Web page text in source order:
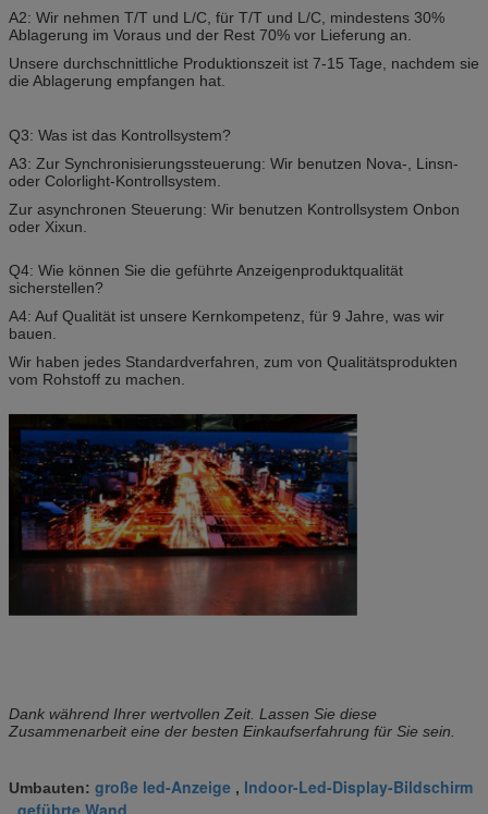
A2: Wir nehmen T/T und L/C, für T/T und L/C, mindestens 30%
Ablagerung im Voraus und der Rest 70% vor Lieferung an.
Unsere durchschnittliche Produktionszeit ist 7-15 Tage, nachdem sie
die Ablagerung empfangen hat.
Q3: Was ist das Kontrollsystem?
A3: Zur Synchronisierungssteuerung: Wir benutzen Nova-, Linsn-
oder Colorlight-Kontrollsystem.
Zur asynchronen Steuerung: Wir benutzen Kontrollsystem Onbon
oder Xixun.
Q4: Wie können Sie die geführte Anzeigenproduktqualität
sicherstellen?
A4: Auf Qualität ist unsere Kernkompetenz, für 9 Jahre, was wir
bauen.
Wir haben jedes Standardverfahren, zum von Qualitätsprodukten
vom Rohstoff zu machen.
Dank während Ihrer wertvollen Zeit. Lassen Sie diese
Zusammenarbeit eine der besten Einkaufserfahrung für Sie sein.
Umbauten: große led-Anzeige , Indoor-Led-Display-Bildschirm